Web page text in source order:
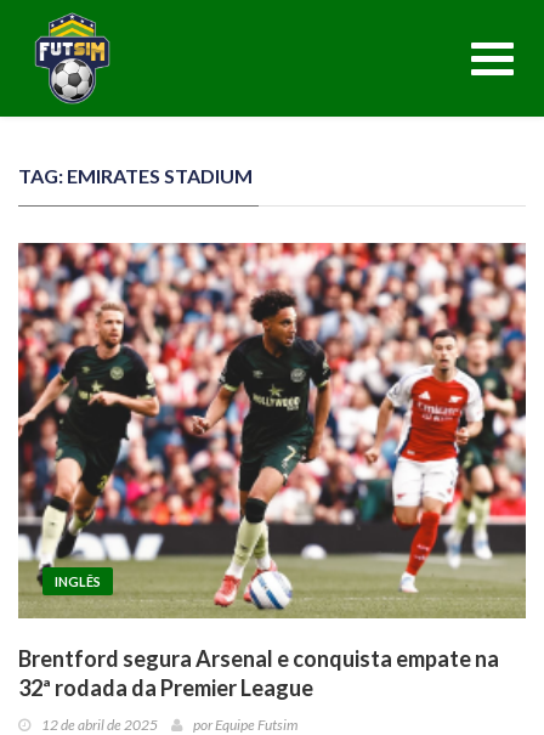
TAG: EMIRATES STADIUM
INGLÊS
Brentford segura Arsenal e conquista empate na
32ª rodada da Premier League
12 de abril de 2025 por Equipe Futsim